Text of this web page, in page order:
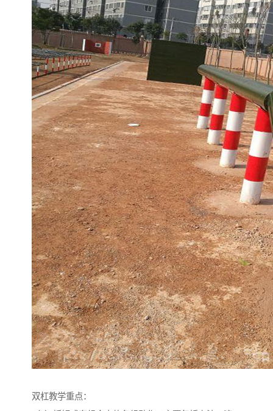
双杠教学重点：